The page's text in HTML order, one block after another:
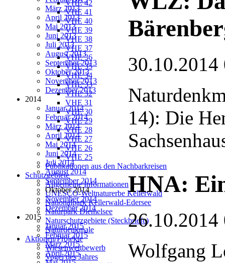
VHE 42
VHE 41
VHE 40
VHE 39
VHE 38
VHE 37
VHE 36
VHE 35
VHE 34
VHE 33
VHE 32
VHE 31
VHE 30
VHE 29
VHE 28
VHE 27
VHE 26
VHE 25
Publikationen aus den Nachbarkreisen
Schutzgebiete
Allgemeine Informationen
UNESCO-Weltnaturerbe Kellerwald
Nationalpark Kellerwald-Edersee
Naturpark Diemelsee
Naturschutzgebiete (Steckbriefe)
Naturdenkmale
Aktionen/Projekte
Wiesenwettbewerb
Vogel des Jahres
März 2013
April 2013
Mai 2013
Juni 2013
Juli 2013
August 2013
September 2013
Oktober 2013
November 2013
Dezember 2013
2014
Januar 2014
Februar 2014
März 2014
April 2014
Mai 2014
Juni 2014
Juli 2014
August 2014
September 2014
Oktober 2014
November 2014
Dezember 2014
2015
Januar 2015
Februar 2015
März 2015
April 2015
30.10.2014
14): Die
HNA:
26.10.2014
Wolfgang